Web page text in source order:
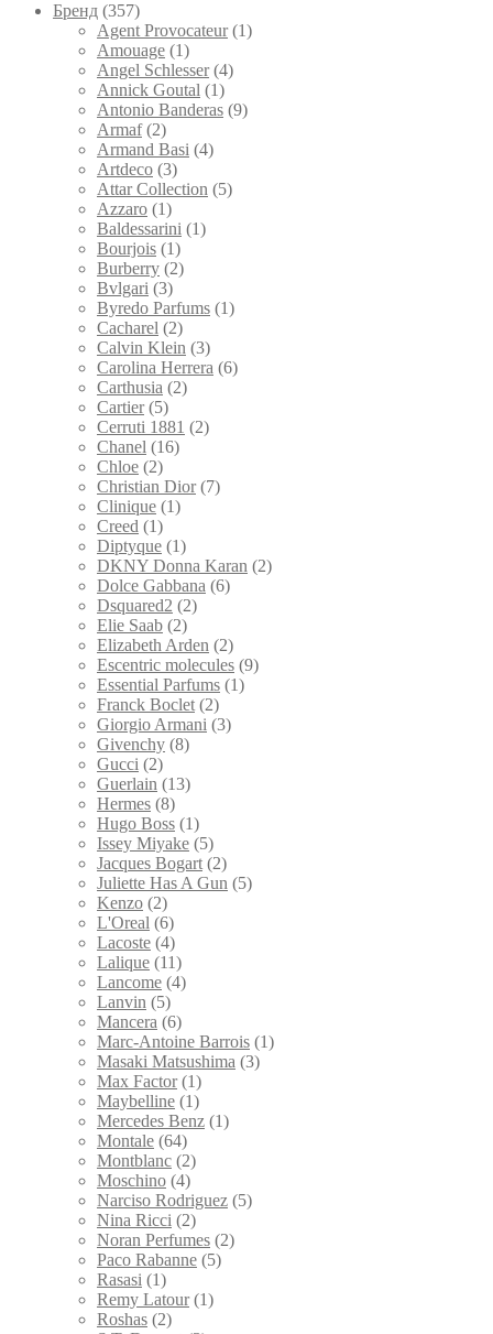
Брeнд (357)
Agent Provocateur (1)
Amouage (1)
Angel Schlesser (4)
Annick Goutal (1)
Antonio Banderas (9)
Armaf (2)
Armand Basi (4)
Artdeco (3)
Attar Collection (5)
Azzaro (1)
Baldessarini (1)
Bourjois (1)
Burberry (2)
Bvlgari (3)
Byredo Parfums (1)
Cacharel (2)
Calvin Klein (3)
Carolina Herrera (6)
Carthusia (2)
Cartier (5)
Cerruti 1881 (2)
Chanel (16)
Chloe (2)
Christian Dior (7)
Clinique (1)
Creed (1)
Diptyque (1)
DKNY Donna Karan (2)
Dolce Gabbana (6)
Dsquared2 (2)
Elie Saab (2)
Elizabeth Arden (2)
Escentric molecules (9)
Essential Parfums (1)
Franck Boclet (2)
Giorgio Armani (3)
Givenchy (8)
Gucci (2)
Guerlain (13)
Hermes (8)
Hugo Boss (1)
Issey Miyake (5)
Jacques Bogart (2)
Juliette Has A Gun (5)
Kenzo (2)
L'Oreal (6)
Lacoste (4)
Lalique (11)
Lancome (4)
Lanvin (5)
Mancera (6)
Marc-Antoine Barrois (1)
Masaki Matsushima (3)
Max Factor (1)
Maybelline (1)
Mercedes Benz (1)
Montale (64)
Montblanc (2)
Moschino (4)
Narciso Rodriguez (5)
Nina Ricci (2)
Noran Perfumes (2)
Paco Rabanne (5)
Rasasi (1)
Remy Latour (1)
Roshas (2)